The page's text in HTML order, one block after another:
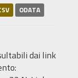
ODATA
dai link